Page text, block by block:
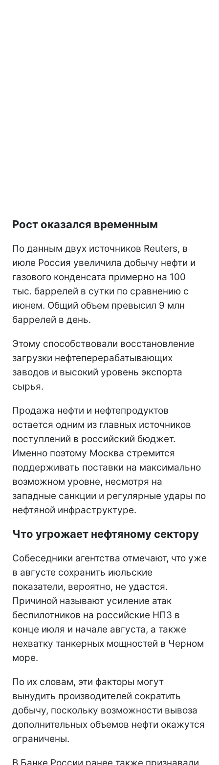
Рост оказался временным
По данным двух источников Reuters, в
июле Россия увеличила добычу нефти и
газового конденсата примерно на 100
тыс. баррелей в сутки по сравнению с
июнем. Общий объем превысил 9 млн
баррелей в день.
Этому способствовали восстановление
загрузки нефтеперерабатывающих
заводов и высокий уровень экспорта
сырья.
Продажа нефти и нефтепродуктов
остается одним из главных источников
поступлений в российский бюджет.
Именно поэтому Москва стремится
поддерживать поставки на максимально
возможном уровне, несмотря на
западные санкции и регулярные удары по
нефтяной инфраструктуре.
Что угрожает нефтяному сектору
Собеседники агентства отмечают, что уже
в августе сохранить июльские
показатели, вероятно, не удастся.
Причиной называют усиление атак
беспилотников на российские НПЗ в
конце июля и начале августа, а также
нехватку танкерных мощностей в Черном
море.
По их словам, эти факторы могут
вынудить производителей сократить
добычу, поскольку возможности вывоза
дополнительных объемов нефти окажутся
ограничены.